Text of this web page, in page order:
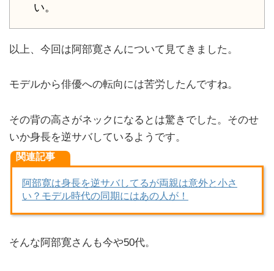
い。
以上、今回は阿部寛さんについて見てきました。
モデルから俳優への転向には苦労したんですね。
その背の高さがネックになるとは驚きでした。そのせ
いか身長を逆サバしているようです。
関連記事
阿部寛は身長を逆サバしてるが両親は意外と小さ
い？モデル時代の同期にはあの人が！
そんな阿部寛さんも今や50代。